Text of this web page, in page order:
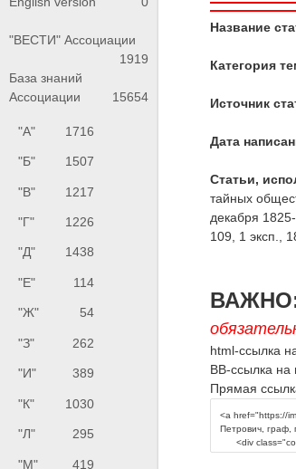
"ВЕСТИ" Ассоциации
1919
База знаний
Ассоциации
15654
"А" 1716
"Б" 1507
"В" 1217
"Г" 1226
"Д" 1438
"Е" 114
"Ж" 54
"З" 262
"И" 389
"К" 1030
"Л" 295
"М" 419
Название
Категория
Источник
Дата
Статьи,
тайных
декабря
109, 1 эксп.,
html-ссылка
BB-ссылка на
Прямая